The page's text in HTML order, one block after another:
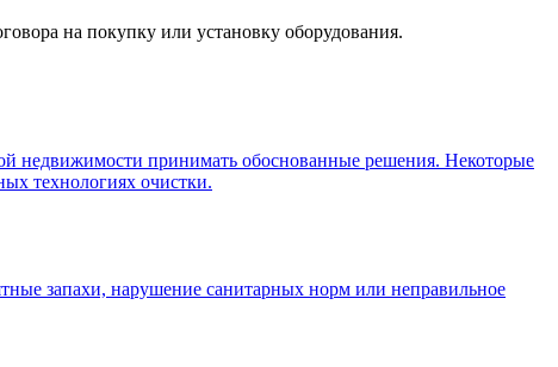
на покупку или установку оборудования.
недвижимости принимать обоснованные решения. Некоторые
технологиях очистки.
запахи, нарушение санитарных норм или неправильное